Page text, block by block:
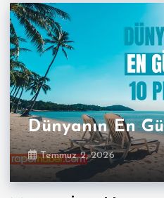
Dünyanın En
Temmuz 2, 2026